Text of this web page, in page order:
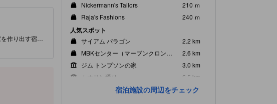
作り出す宿泊
じられま
、屋台グル
います。情
Nickermann's Tailors
210 ｍ
Raja's Fashions
240 ｍ
人気スポット
サイアム パラゴン
2.2 km
MBKセンター（マーブンクロンセンター）
2.6 km
ジム トンプソンの家
3.0 km
カオサン通り
6.5 km
ワット プラ チェトゥポン
6.7 km
宿泊施設の周辺をチェック